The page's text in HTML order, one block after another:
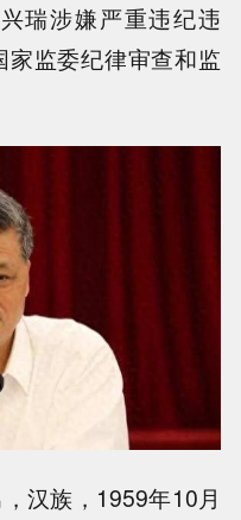
瑞涉嫌严重违纪违
监委纪律审查和监
汉族，1959年10月